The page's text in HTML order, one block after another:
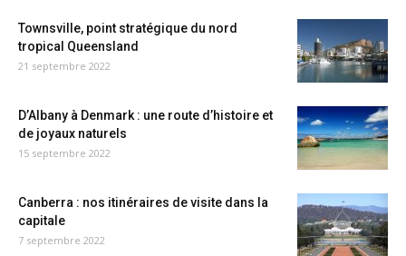
Townsville, point stratégique du nord
tropical Queensland
21 septembre 2022
D’Albany à Denmark : une route d’histoire et
de joyaux naturels
15 septembre 2022
Canberra : nos itinéraires de visite dans la
capitale
7 septembre 2022